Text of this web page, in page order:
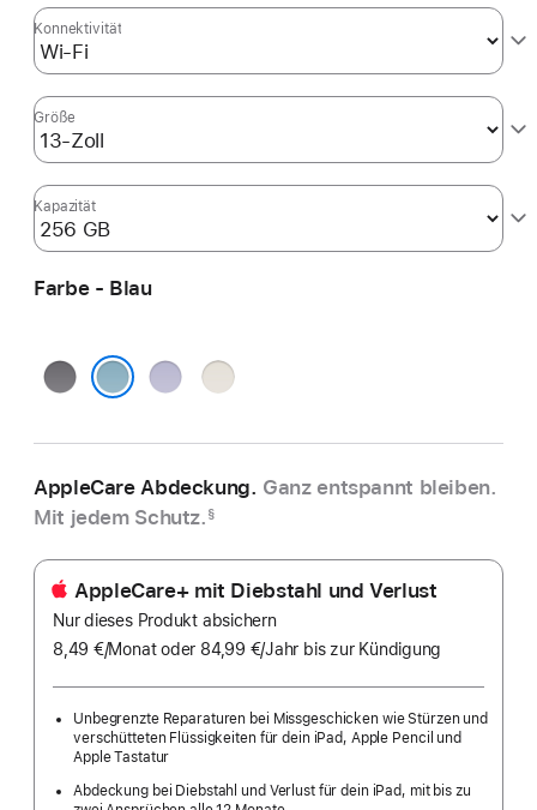
Konnektivität
Größe
Kapazität
Farbe - Blau
Space GrauViolettPolarstern
AppleCare Abdeckung. Ganz entspannt bleiben.
Mit jedem Schutz. §
AppleCare+ mit Diebstahl und Verlust
Nur dieses Produkt absichern
8,49 €/Monatpro
oder 84,99 €/Jahr Pro
bis zur Kündigung
Unbegrenzte Reparaturen bei Missgeschicken wie Stürzen und
verschütteten Flüssigkeiten für dein iPad, Apple Pencil und
Apple Tastatur
Abdeckung bei Diebstahl und Verlust für dein iPad, mit bis zu